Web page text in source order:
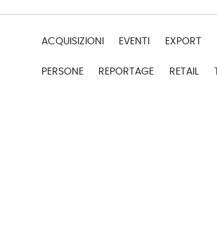
ACQUISIZIONI EVENTI EXPORT
PERSONE REPORTAGE RETAIL